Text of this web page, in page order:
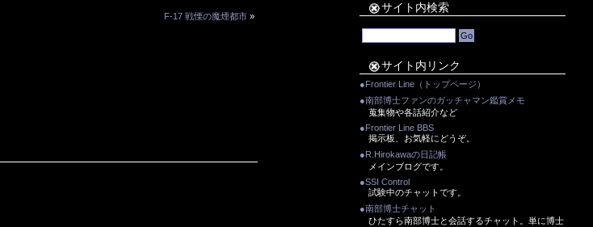
F-17 戦慄の魔煙都市 »
サイト内検索
サイト内リンク
●Frontier Line（トップページ）
●南部博士ファンのガッチャマン鑑賞メモ
蒐集物や各話紹介など
●Frontier Line BBS
掲示板、お気軽にどうぞ。
●R.Hirokawaの日記帳
メインブログです。
●SSI Control
試験中のチャットです。
●南部博士チャット
ひたすら南部博士と会話するチャット。単に博士